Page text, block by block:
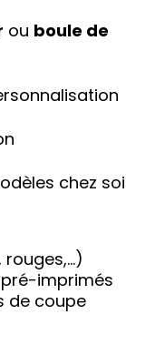
ou boule de
chez soi
imprimés
de coupe